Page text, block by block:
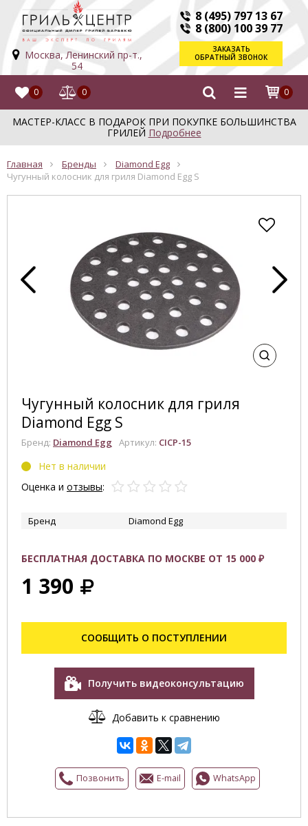
Москва, Ленинский пр-т.,
54
8 (495) 797 13 67
8 (800) 100 39 77
ЗАКАЗАТЬ
ОБРАТНЫЙ ЗВОНОК
0 0 0
МАСТЕР-КЛАСС В ПОДАРОК ПРИ ПОКУПКЕ БОЛЬШИНСТВА
ГРИЛЕЙ Подробнее
Главная Бренды
Diamond Egg
Чугунный колосник для гриля Diamond Egg S
Чугунный колосник для гриля
Diamond Egg S
Бренд: Diamond Egg Артикул: CICP-15
Нет в наличии
Оценка и отзывы:
Бренд Diamond Egg
БЕСПЛАТНАЯ ДОСТАВКА ПО МОСКВЕ ОТ 15 000 ₽
1 390
СООБЩИТЬ О ПОСТУПЛЕНИИ
Получить видеоконсультацию
Добавить к сравнению
Позвонить E-mail WhatsApp